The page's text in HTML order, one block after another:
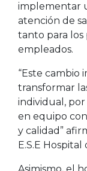
implementar
atención de
tanto para los
empleados.
“Este cambio
transformar
individual,
en equipo
y calidad”
E.S.E Hospital